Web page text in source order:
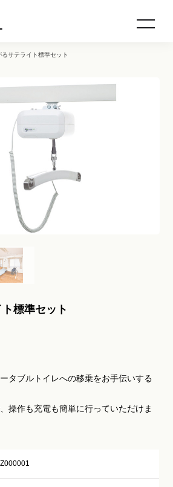
るサテライト標準セット
標準セット
タブルトイレへの移乗をお手伝いする
操作も充電も簡単に行っていただけま